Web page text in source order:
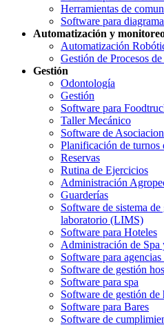
Herramientas de
Software para
Automatización y
Automatización
Gestión de Procesos
Gestión
Odontología
Gestión
Software para
Taller Mecánico
Software de
Planificación de turnos
Reservas
Rutina de Ejercicios
Administración
Guarderías
Software de sistema
laboratorio (LIMS)
Software para Hoteles
Administración de Spa
Software para
Software de gestión
Software para spa
Software de gestión de
Software para Bares
Software de